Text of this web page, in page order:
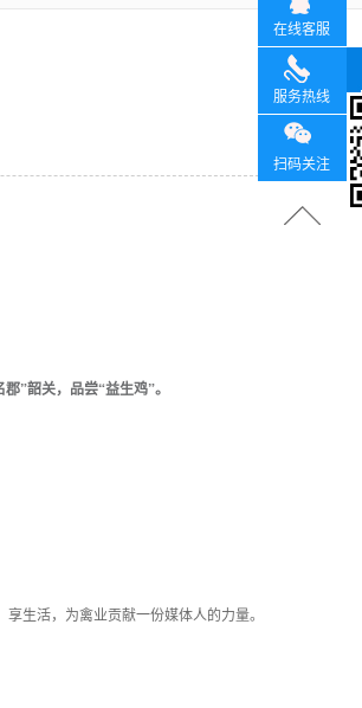
”韶关，品尝“益生鸡”。
生活，为禽业贡献一份媒体人的力量。
在线客服
服务热线
扫码关注